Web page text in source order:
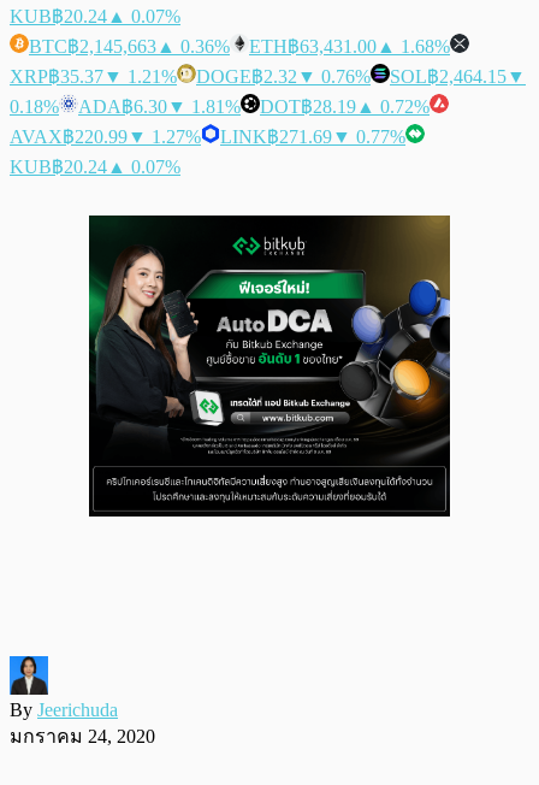
KUB฿20.24 ▲ 0.07%
BTC฿2,145,663 ▲ 0.36% ETH฿63,431.00 ▲ 1.68%
XRP฿35.37▼ 1.21% DOGE฿2.32 ▼ 0.76% SOL฿2,464.15▼
0.18%
ADA฿6.30▼ 1.81% DOT฿28.19 ▲ 0.72%
AVAX฿220.99▼ 1.27% LINK฿271.69▼ 0.77%
KUB฿20.24 ▲ 0.07%
By Jeerichuda
มกราคม 24, 2020